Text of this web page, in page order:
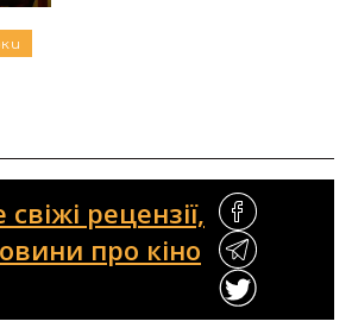
рецензії,
про кіно